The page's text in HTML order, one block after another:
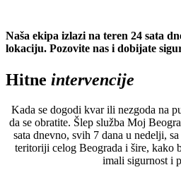
Naša ekipa izlazi na teren 24 sata
lokaciju. Pozovite nas i dobijate
Hitne intervencije
Kada se dogodi kvar ili nezgoda na
da se obratite. Šlep služba Moj
sata dnevno, svih 7 dana u nedelji,
teritoriji celog Beograda i šire, kako
imali sigurnost i